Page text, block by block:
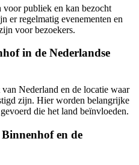
publiek en kan bezocht
er regelmatig evenementen en
voor bezoekers.
in de Nederlandse
Nederland en de locatie waar
zijn. Hier worden belangrijke
die het land beïnvloeden.
en de